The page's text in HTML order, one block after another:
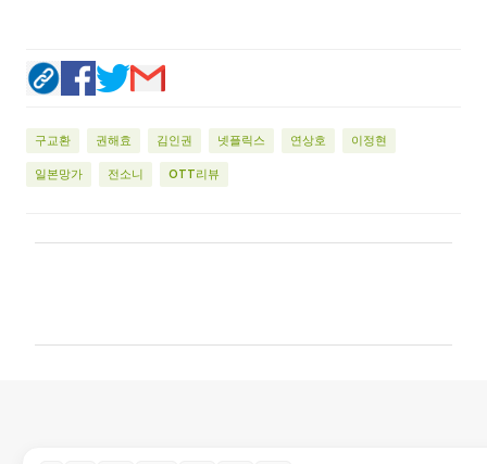
구교환 권해효 김인권 넷플릭스 연상호 이정현
일본망가 전소니 OTT리뷰